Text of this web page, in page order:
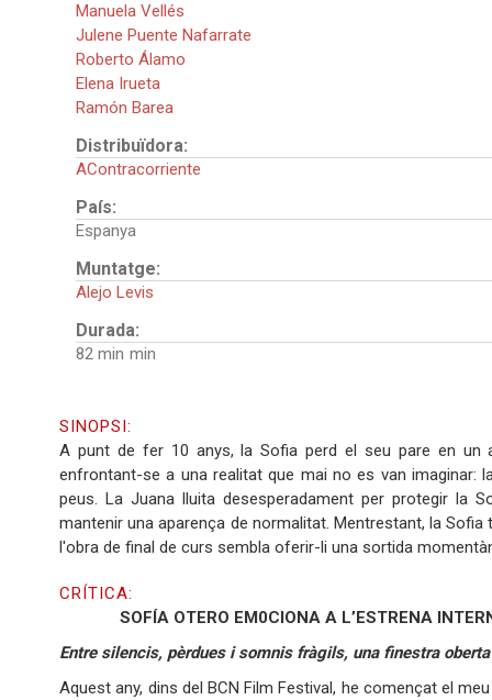
Manuela Vellés
Julene Puente Nafarrate
Roberto Álamo
Elena Irueta
Ramón Barea
Distribuïdora:
AContracorriente
País:
Espanya
Muntatge:
Alejo Levis
Durada:
82 min
SINOPSI:
A punt de fer 10 anys, la Sofia perd el seu pare en un
enfrontant-se a una realitat que mai no es van imaginar:
peus. La Juana lluita desesperadament per protegir la
mantenir una aparença de normalitat. Mentrestant, la
l'obra de final de curs sembla oferir-li una sortida
CRÍTICA:
SOFÍA OTERO EM0CIONA A L’ESTRENA
Entre silencis, pèrdues i somnis fràgils, una finestra
Aquest any, dins del BCN Film Festival, he començat el